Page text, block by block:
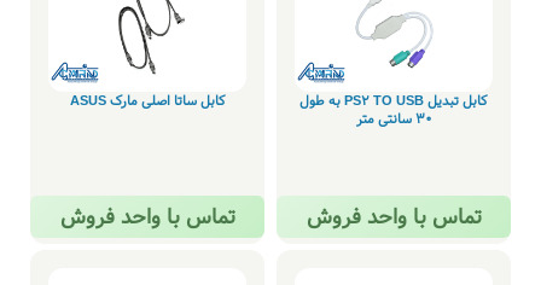
کابل تبدیل PS2 TO USB به طول
30 سانتی متر‌
تماس با واحد فروش
کابل ساتا اصلی مارک ASUS
تماس با واحد فروش